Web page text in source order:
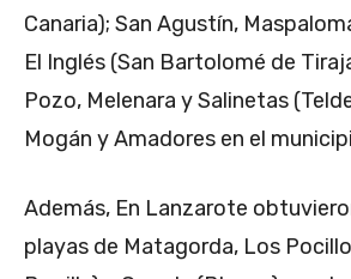
Canaria); San Agustín,
El Inglés (San Bartolomé de
Pozo, Melenara y Salinetas
Mogán y Amadores en el
Además, En Lanzarote
playas de Matagorda, Los